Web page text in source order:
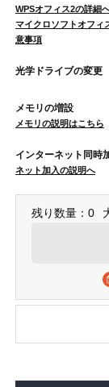
WPSオフィス2の詳細
マイクロソフトオフィ
意事項
光学ドライブの変更
メモリの増設
メモリの説明はこちら
インターネット同時
ネット加入の説明へ
残り数量：0